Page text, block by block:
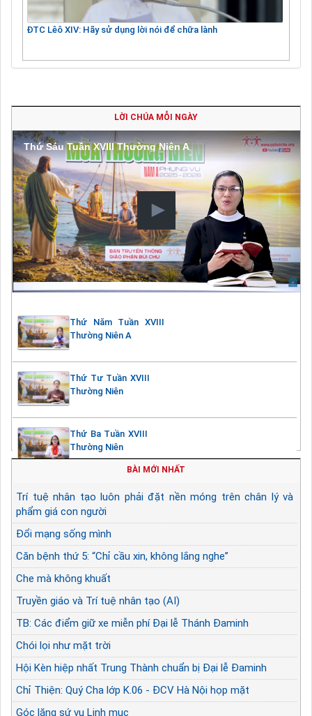
ĐTC Lêô XIV: Hãy sử dụng lời nói để chữa lành
LỜI CHÚA MỖI NGÀY
Thứ Sáu Tuần XVIII Thường Niên A
Thứ Năm Tuần XVIII
Thường Niên A
Thứ Tư Tuần XVIII
Thường Niên
Thứ Ba Tuần XVIII
Thường Niên
BÀI MỚI NHẤT
Trí tuệ nhân tạo luôn phải đặt nền móng trên chân lý và
phẩm giá con người
Đổi mạng sống mình
Căn bệnh thứ 5: “Chỉ cầu xin, không lắng nghe”
Che mà không khuất
Truyền giáo và Trí tuệ nhân tạo (AI)
TB: Các điểm giữ xe miễn phí Đại lễ Thánh Đaminh
Chói lọi như mặt trời
Hội Kèn hiệp nhất Trung Thành chuẩn bị Đại lễ Đaminh
Chỉ Thiện: Quý Cha lớp K.06 - ĐCV Hà Nội họp mặt
Góc lặng sứ vụ Linh mục